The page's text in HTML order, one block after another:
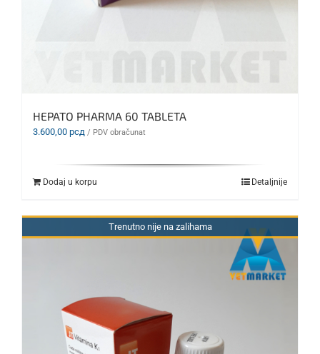
HEPATO PHARMA 60 TABLETA
3.600,00 рсд / PDV obračunat
Dodaj u korpu Detaljnije
Trenutno nije na zalihama